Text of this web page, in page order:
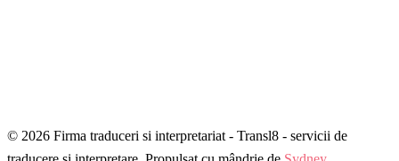
© 2026 Firma traduceri si interpretariat - Transl8 - servicii de